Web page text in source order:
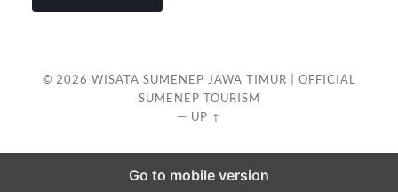
© 2026 WISATA SUMENEP JAWA TIMUR | OFFICIAL
SUMENEP TOURISM
— UP ↑
Go to mobile version